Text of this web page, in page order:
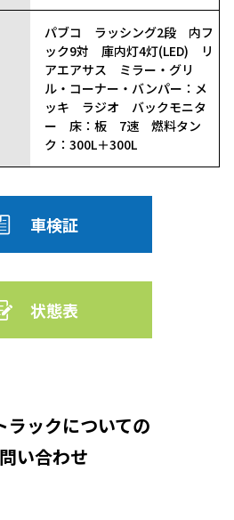
パブコ ラッシング2段 内フ
ック9対 庫内灯4灯(LED) リ
アエアサス ミラー・グリ
ル・コーナー・バンパー：メ
ッキ ラジオ バックモニタ
ー 床：板 7速 燃料タン
ク：300L＋300L
車検証
状態表
ラックについての
い合わせ